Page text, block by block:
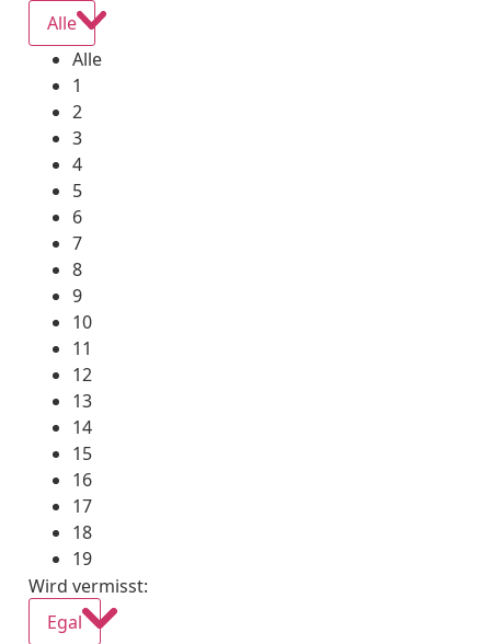
Alle
Alle
1
2
3
4
5
6
7
8
9
10
11
12
13
14
15
16
17
18
19
Wird vermisst:
Egal